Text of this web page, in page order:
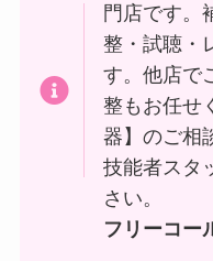
門店です。
整・試聴・
す。他店で
整もお任せ
器】のご相
技能者スタ
さい。
フリーコー